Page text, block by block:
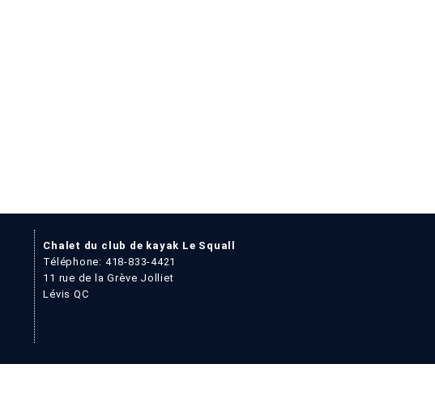
Chalet du club de kayak Le Squall
Téléphone: 418-833-4421
11 rue de la Grève Jolliet
Lévis QC